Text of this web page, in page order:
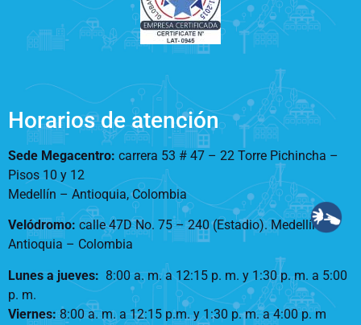
Horarios de atención
Sede Megacentro: carrera 53 # 47 – 22 Torre Pichincha –
Pisos 10 y 12
Medellín – Antioquia, Colombia
Velódromo: calle 47D No. 75 – 240 (Estadio). Medellín –
Antioquia – Colombia
Lunes a jueves: 8:00 a. m. a 12:15 p. m. y 1:30 p. m. a 5:00
p. m.
Viernes:8:00 a. m. a 12:15 p.m. y 1:30 p. m. a 4:00 p. m